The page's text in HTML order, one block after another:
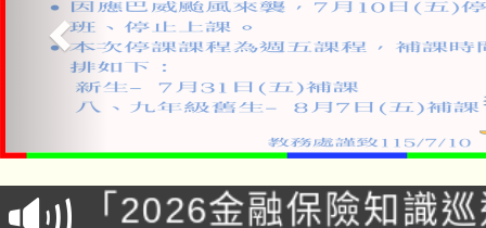
公告本校115學年度第
代理(課)教師甄選結果
「2026金融保險知識